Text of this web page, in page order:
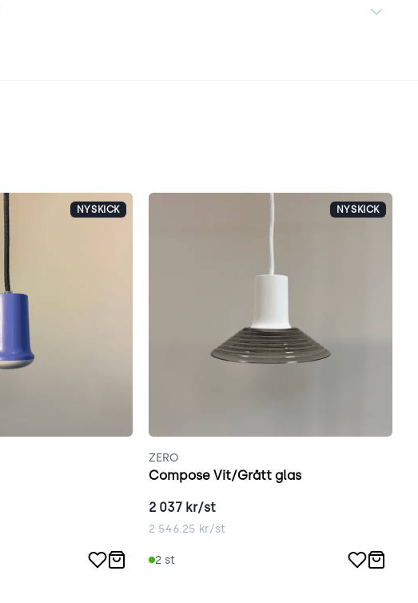
NYSKICK NYSKICK
ZERO
Compose Vit/Grått glas
2 037 kr/st
2 546.25 kr/st
2 st